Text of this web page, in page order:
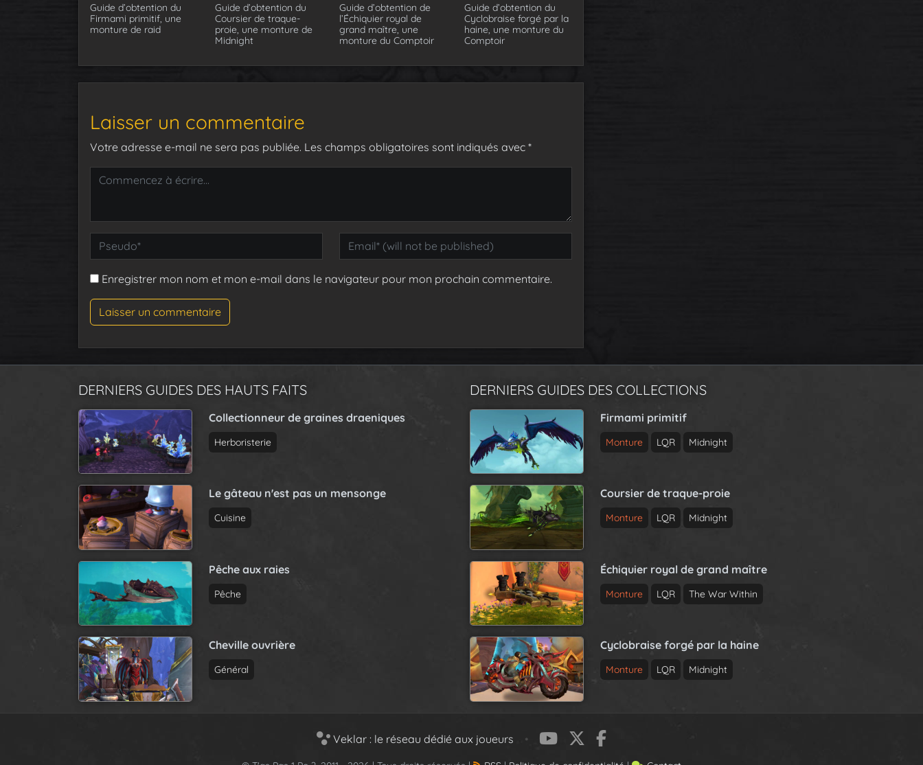
Guide d’obtention du
Firmami primitif, une
monture de raid
Guide d’obtention du
Coursier de traque-
proie, une monture de
Midnight
Guide d’obtention de
l’Échiquier royal de
grand maître, une
monture du Comptoir
Guide d’obtention du
Cyclobraise forgé par la
haine, une monture du
Comptoir
Laisser un commentaire
Votre adresse e-mail ne sera pas publiée. Les champs obligatoires sont indiqués avec *
Enregistrer mon nom et mon e-mail dans le navigateur pour mon prochain commentaire.
DERNIERS GUIDES DES HAUTS FAITS
Collectionneur de graines draeniques
Herboristerie
Le gâteau n'est pas un mensonge
Cuisine
Pêche aux raies
Pêche
Cheville ouvrière
Général
DERNIERS GUIDES DES COLLECTIONS
Firmami primitif
Monture LQR Midnight
Coursier de traque-proie
Monture LQR Midnight
Échiquier royal de grand maître
Monture LQR The War Within
Cyclobraise forgé par la haine
Monture LQR Midnight
Veklar : le réseau dédié aux joueurs •